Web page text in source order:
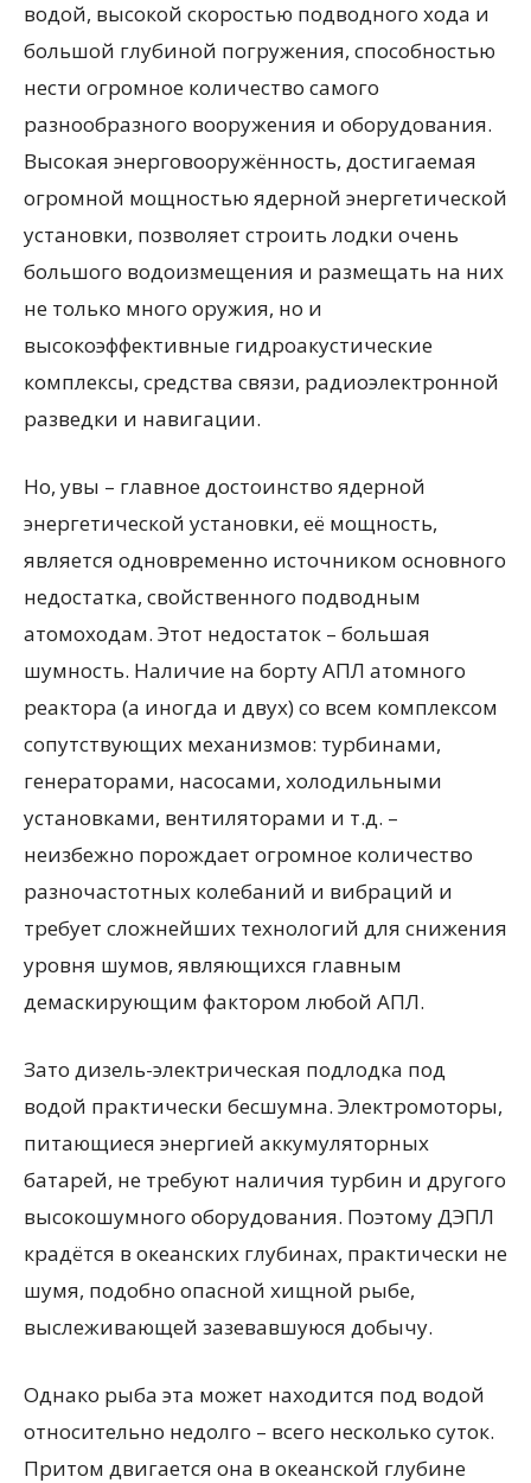
водой, высокой скоростью подводного хода и
большой глубиной погружения, способностью
нести огромное количество самого
разнообразного вооружения и оборудования.
Высокая энерговооружённость, достигаемая
огромной мощностью ядерной энергетической
установки, позволяет строить лодки очень
большого водоизмещения и размещать на них
не только много оружия, но и
высокоэффективные гидроакустические
комплексы, средства связи, радиоэлектронной
разведки и навигации.
Но, увы – главное достоинство ядерной
энергетической установки, её мощность,
является одновременно источником основного
недостатка, свойственного подводным
атомоходам. Этот недостаток – большая
шумность. Наличие на борту АПЛ атомного
реактора (а иногда и двух) со всем комплексом
сопутствующих механизмов: турбинами,
генераторами, насосами, холодильными
установками, вентиляторами и т.д. –
неизбежно порождает огромное количество
разночастотных колебаний и вибраций и
требует сложнейших технологий для снижения
уровня шумов, являющихся главным
демаскирующим фактором любой АПЛ.
Зато дизель-электрическая подлодка под
водой практически бесшумна. Электромоторы,
питающиеся энергией аккумуляторных
батарей, не требуют наличия турбин и другого
высокошумного оборудования. Поэтому ДЭПЛ
крадётся в океанских глубинах, практически не
шумя, подобно опасной хищной рыбе,
выслеживающей зазевавшуюся добычу.
Однако рыба эта может находится под водой
относительно недолго – всего несколько суток.
Притом двигается она в океанской глубине